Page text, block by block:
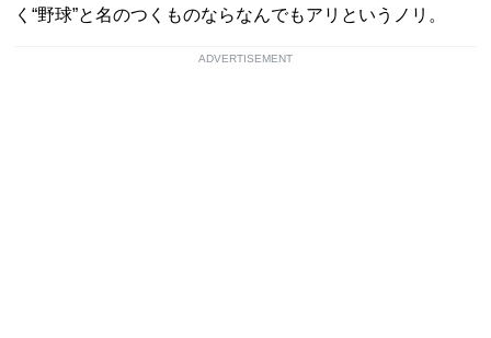
く“野球”と名のつくものならなんでもアリというノリ。
ADVERTISEMENT